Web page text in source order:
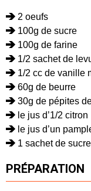
2 oeufs
100g de sucre
100g de farine
1/2 sachet de
1/2 cc de vanille
60g de beurre
30g de pépites
le jus d’1/2 citron
le jus d’un
1 sachet de
PRÉPARATION